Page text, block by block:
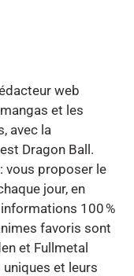
web
et les
avec la
Dragon Ball.
vous proposer le
jour, en
100 %
favoris sont
et Fullmetal
et leurs